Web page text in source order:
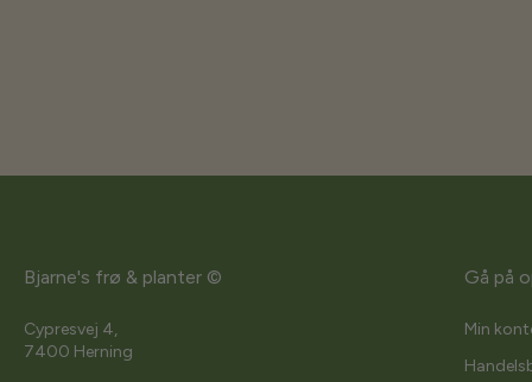
Bjarne's frø & planter ©
Cypresvej 4,
7400 Herning
Gå på
Min